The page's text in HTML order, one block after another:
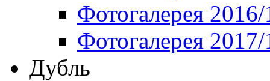
Фотогалерея
Фотогалерея
Дубль